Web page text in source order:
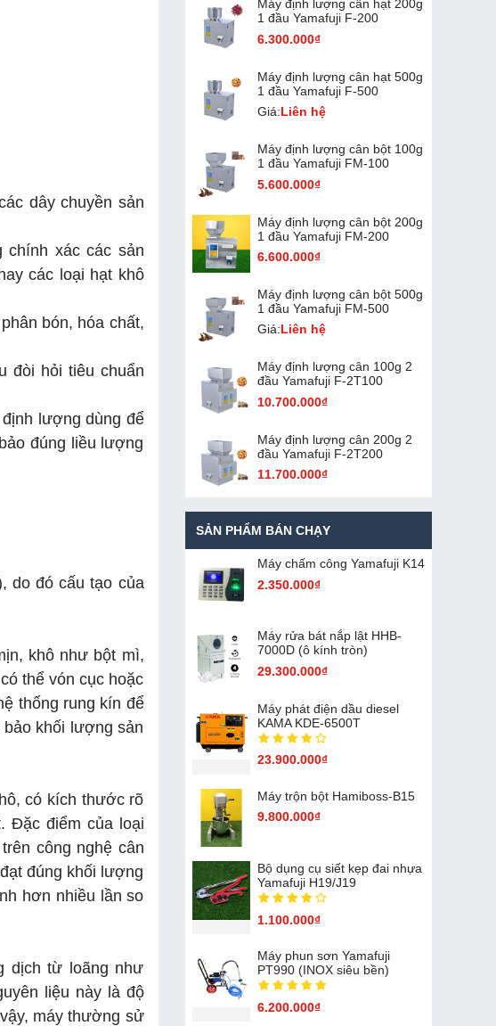
dây chuyền sản
xác các sản
các loại hạt khô
bón, hóa chất,
đòi hỏi tiêu chuẩn
lượng dùng để
đúng liều lượng
do đó cấu tạo của
khô như bột mì,
thể vón cục hoặc
thống rung kín để
khối lượng sản
có kích thước rõ
Đặc điểm của loại
công nghệ cân
đúng khối lượng
hơn nhiều lần so
dịch từ loãng như
liệu này là độ
máy thường sử
Máy định lượng cân hạt 200g
1 đầu Yamafuji F-200
6.300.000₫
Máy định lượng cân hạt 500g
1 đầu Yamafuji F-500
Giá:Liên hệ
Máy định lượng cân bột 100g
1 đầu Yamafuji FM-100
5.600.000₫
Máy định lượng cân bột 200g
1 đầu Yamafuji FM-200
6.600.000₫
Máy định lượng cân bột 500g
1 đầu Yamafuji FM-500
Giá:Liên hệ
Máy định lượng cân 100g 2
đầu Yamafuji F-2T100
10.700.000₫
Máy định lượng cân 200g 2
đầu Yamafuji F-2T200
11.700.000₫
SẢN PHẨM BÁN CHẠY
Máy chấm cô​ng Yamafuji K14
2.350.000₫
Máy rửa bát nắp lật HHB-
7000D (ô kính tròn)
29.300.000₫
Máy phát điện dầu diesel
KAMA KDE-6500T
23.900.000₫
Máy trộn bột Hamiboss-B15
9.800.000₫
Bộ dụng cụ siết kẹp đai nhựa
Yamafuji H19/J19
1.100.000₫
Máy phun sơn Yamafuji
PT990 (INOX siêu bền)
6.200.000₫